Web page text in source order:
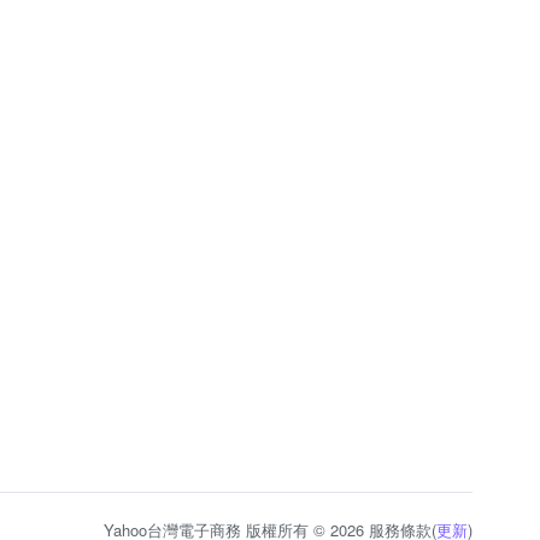
Yahoo台灣電子商務 版權所有 © 2026 服務條款(更新)